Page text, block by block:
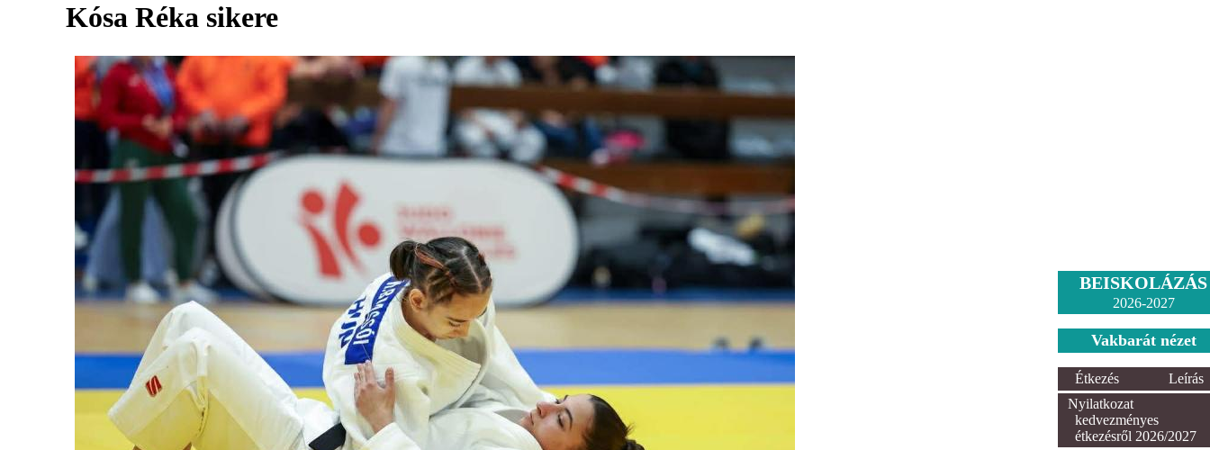
Kósa Réka sikere
BEISKOLÁZÁS
2026-2027
Vakbarát nézet
Étkezés
Leírás
Nyilatkozat
kedvezményes
étkezésről 2026/2027